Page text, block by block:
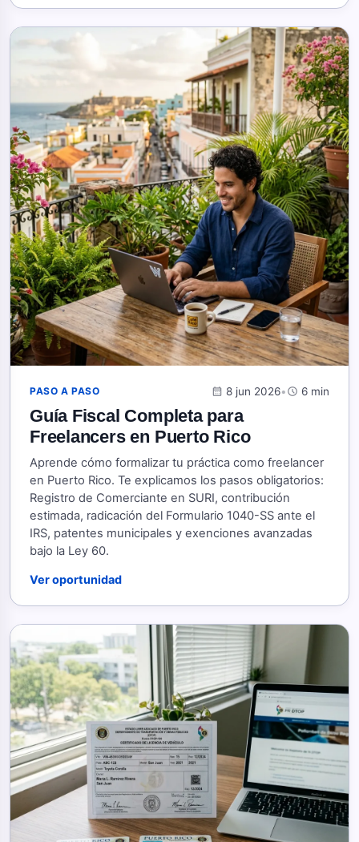
PASO A PASO calendar_month 8 jun 2026•schedule 6 min
Guía Fiscal Completa para
Freelancers en Puerto Rico
Aprende cómo formalizar tu práctica como freelancer
en Puerto Rico. Te explicamos los pasos obligatorios:
Registro de Comerciante en SURI, contribución
estimada, radicación del Formulario 1040-SS ante el
IRS, patentes municipales y exenciones avanzadas
bajo la Ley 60.
Ver oportunidad